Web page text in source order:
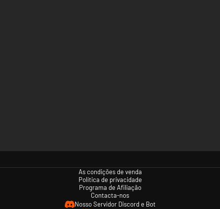
As condições de venda
Política de privacidade
Programa de Afiliação
Contacta-nos
Nosso Servidor Discord e Bot